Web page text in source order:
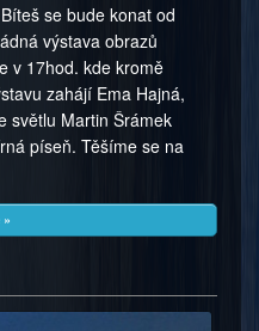
se bude konat od
výstava obrazů
v 17hod. kde kromě
zahájí Ema Hajná,
světlu Martin Šrámek
píseň. Těšíme se na